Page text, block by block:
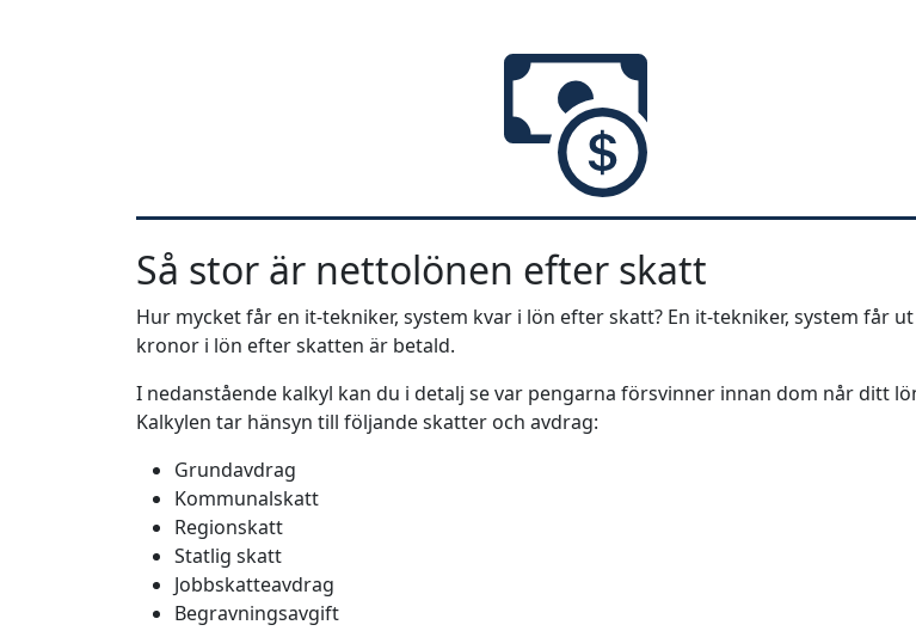
Så stor är nettolönen efter skatt
Hur mycket får en it-tekniker, system kvar i lön efter skatt? En it-tekniker, system får ut
kronor i lön efter skatten är betald.
I nedanstående kalkyl kan du i detalj se var pengarna försvinner innan dom når ditt
Kalkylen tar hänsyn till följande skatter och avdrag:
Grundavdrag
Kommunalskatt
Regionskatt
Statlig skatt
Jobbskatteavdrag
Begravningsavgift